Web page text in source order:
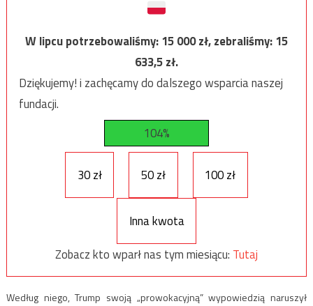
W lipcu potrzebowaliśmy:15 000zł, zebraliśmy:15
633,5zł.
Dziękujemy! i zachęcamy do dalszego wsparcia naszej
fundacji.
104%
30 zł 50 zł 100 zł
Inna kwota
Zobacz kto wparł nas tym miesiącu: Tutaj
Według niego, Trump swoją „prowokacyjną” wypowiedzią naruszył